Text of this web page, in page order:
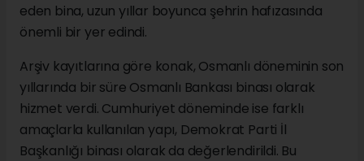
eden bina, uzun yıllar boyunca şehrin hafızasında
önemli bir yer edindi.
Arşiv kayıtlarına göre konak, Osmanlı döneminin son
yıllarında bir süre Osmanlı Bankası binası olarak
hizmet verdi. Cumhuriyet döneminde ise farklı
amaçlarla kullanılan yapı, Demokrat Parti İl
Başkanlığı binası olarak da değerlendirildi. Bu